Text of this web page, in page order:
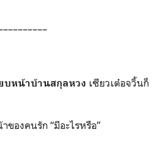
บหน้าบ้านสกุลหวง เซียวเต๋อจวิ้นก็
ของคนรัก “มีอะไรหรือ”